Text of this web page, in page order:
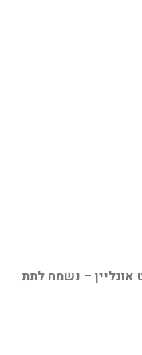
– נשמח לתת